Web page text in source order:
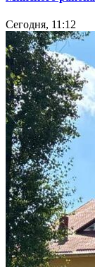
Сегодня, 11:12